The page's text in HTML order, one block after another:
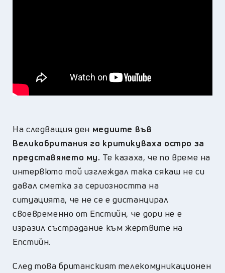
На следващия ден медиите във
Великобритания го критикуваха остро за
представянето му. Те казаха, че по време на
интервюто той изглеждал така сякаш не си
давал сметка за сериозността на
ситуацията, че не се е дистанцирал
своевременно от Епстийн, че дори не е
изразил състрадание към жертвите на
Епстийн.
След това британският телекомуникационен